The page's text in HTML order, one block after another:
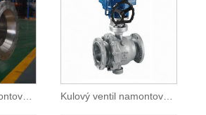
Kulový ventil namontovaný na čepu se sníženým vrtáním